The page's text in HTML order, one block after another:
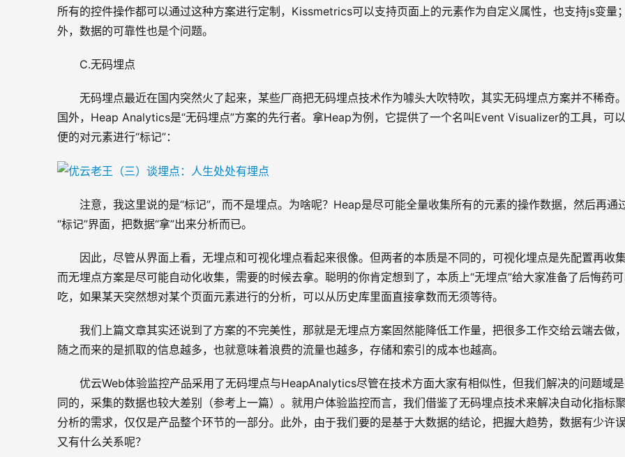
所有的控件操作都可以通过这种方案进行定制，Kissmetrics可以支持页面上的元素作为自定义属性，也支持js变量
外，数据的可靠性也是个问题。
C.无码埋点
无码埋点最近在国内突然火了起来，某些厂商把无码埋点技术作为噱头大吹特吹，其实无码埋点方案并不稀奇
国外，Heap Analytics是“无码埋点”方案的先行者。拿Heap为例，它提供了一个名叫Event Visualizer的工具，可
便的对元素进行“标记”：
注意，我这里说的是“标记”，而不是埋点。为啥呢？Heap是尽可能全量收集所有的元素的操作数据，然后再通
“标记”界面，把数据“拿”出来分析而已。
因此，尽管从界面上看，无埋点和可视化埋点看起来很像。但两者的本质是不同的，可视化埋点是先配置再收集
而无埋点方案是尽可能自动化收集，需要的时候去拿。聪明的你肯定想到了，本质上“无埋点”给大家准备了后悔药
吃，如果某天突然想对某个页面元素进行的分析，可以从历史库里面直接拿数而无须等待。
我们上篇文章其实还说到了方案的不完美性，那就是无埋点方案固然能降低工作量，把很多工作交给云端去做
随之而来的是抓取的信息越多，也就意味着浪费的流量也越多，存储和索引的成本也越高。
优云Web体验监控产品采用了无码埋点与HeapAnalytics尽管在技术方面大家有相似性，但我们解决的问题域
同的，采集的数据也较大差别（参考上一篇）。就用户体验监控而言，我们借鉴了无码埋点技术来解决自动化指标
分析的需求，仅仅是产品整个环节的一部分。此外，由于我们要的是基于大数据的结论，把握大趋势，数据有少许
又有什么关系呢？